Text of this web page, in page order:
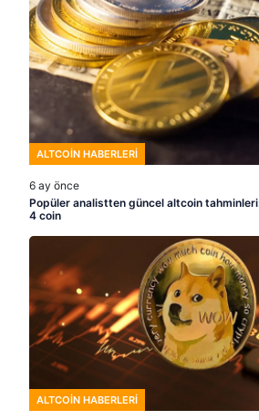
ALTCOIN HABERLERI
6 ay önce
Popüler analistten güncel altcoin
4 coin
ALTCOIN HABERLERI